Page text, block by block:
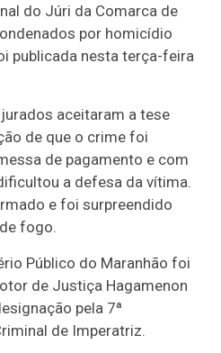
do Júri da Comarca de
por homicídio
publicada nesta terça-feira
aceitaram a tese
de que o crime foi
de pagamento e com
a defesa da vítima.
e foi surpreendido
fogo.
Público do Maranhão foi
de Justiça Hagamenon
pela 7ª
de Imperatriz.